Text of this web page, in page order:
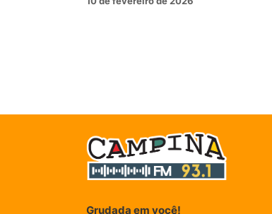
Grudada em você!